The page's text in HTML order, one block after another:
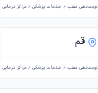
نوبت‌دهی مطب / خدمات پزشکی / مراکز درمانی
قم
نوبت‌دهی مطب / خدمات پزشکی / مراکز درمانی